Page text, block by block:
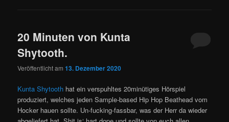
20 Minuten von Kunta
Shytooth.
Veröffentlicht am13. Dezember 2020
Kunta Shytooth hat ein verspuhltes 20minütiges Hörspiel
produziert, welches jeden Sample-based Hip Hop Beathead vom
Hocker hauen sollte. Un-fucking-fassbar, was der Herr da wieder